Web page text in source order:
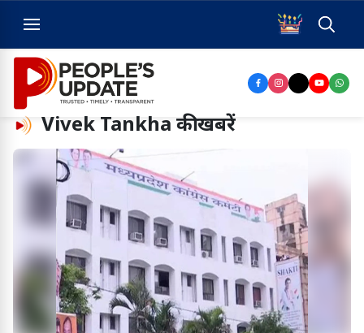
Vivek Tankha की खबरें